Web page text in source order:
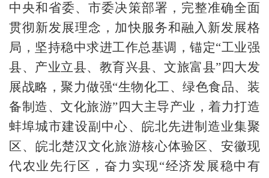
中央和省委、市委决策部署，完整准确全面
贯彻新发展理念，加快服务和融入新发展格
局，坚持稳中求进工作总基调，锚定“工业强
县、产业立县、教育兴县、文旅富县”四大发
展战略，聚力做强“生物化工、绿色食品、装
备制造、文化旅游”四大主导产业，着力打造
蚌埠城市建设副中心、皖北先进制造业集聚
区、皖北楚汉文化旅游核心体验区、安徽现
代农业先行区，奋力实现“经济发展稳中有